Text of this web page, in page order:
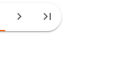
chevron_right last_page